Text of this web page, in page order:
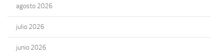
agosto 2026
julio 2026
junio 2026